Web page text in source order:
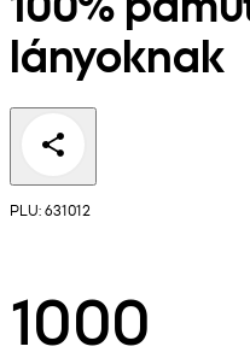
lányoknak
PLU: 631012
1000